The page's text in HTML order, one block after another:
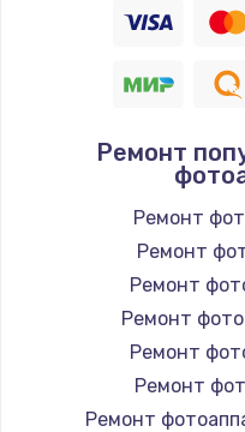
Ремонт
Ремонт
Ремонт
Ремонт
Ремонт
Ремонт
Ремонт
Ремонт